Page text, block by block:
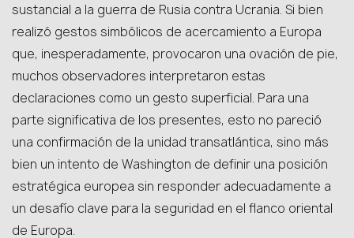
sustancial a la guerra de Rusia contra Ucrania. Si bien
realizó gestos simbólicos de acercamiento a Europa
que, inesperadamente, provocaron una ovación de pie,
muchos observadores interpretaron estas
declaraciones como un gesto superficial. Para una
parte significativa de los presentes, esto no pareció
una confirmación de la unidad transatlántica, sino más
bien un intento de Washington de definir una posición
estratégica europea sin responder adecuadamente a
un desafío clave para la seguridad en el flanco oriental
de Europa.